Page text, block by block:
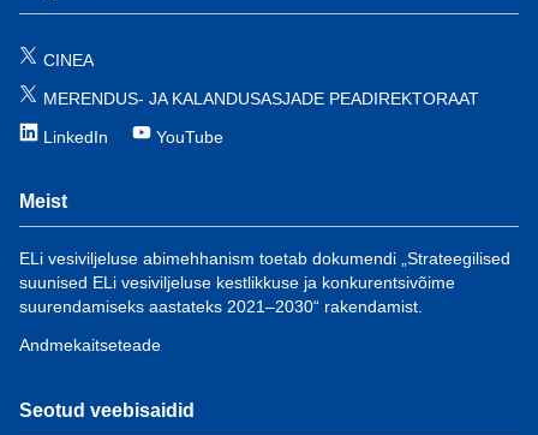
CINEA
MERENDUS- JA KALANDUSASJADE PEADIREKTORAAT
LinkedIn YouTube
Meist
ELi vesiviljeluse abimehhanism toetab dokumendi „Strateegilised
suunised ELi vesiviljeluse kestlikkuse ja konkurentsivõime
suurendamiseks aastateks 2021–2030“ rakendamist.
Andmekaitseteade
Seotud veebisaidid